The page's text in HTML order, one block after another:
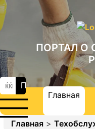
ПОРТАЛ О
Главная
Главная >